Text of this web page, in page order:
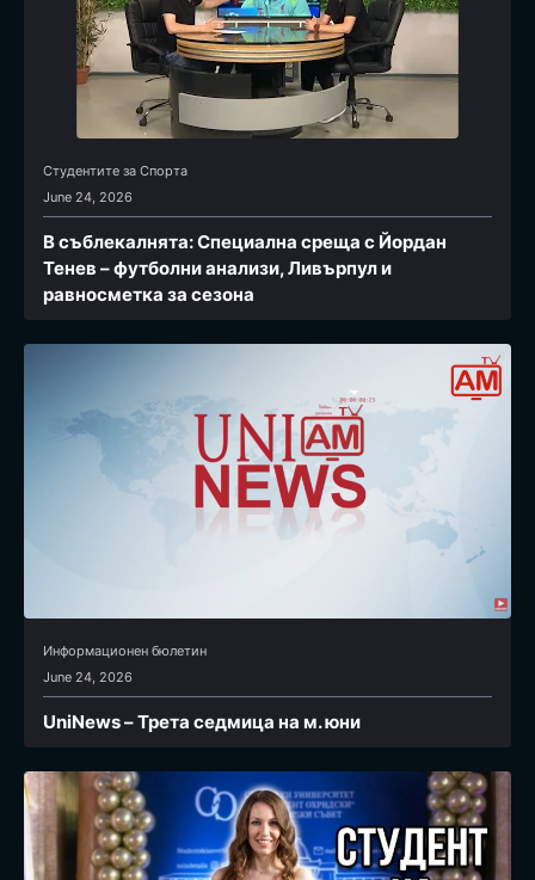
Студентите за Спортa
June 24, 2026
В съблекалнята: Специална среща с Йордан
Тенев – футболни анализи, Ливърпул и
равносметка за сезона
Информационен бюлетин
June 24, 2026
UniNews – Трета седмица на м. юни